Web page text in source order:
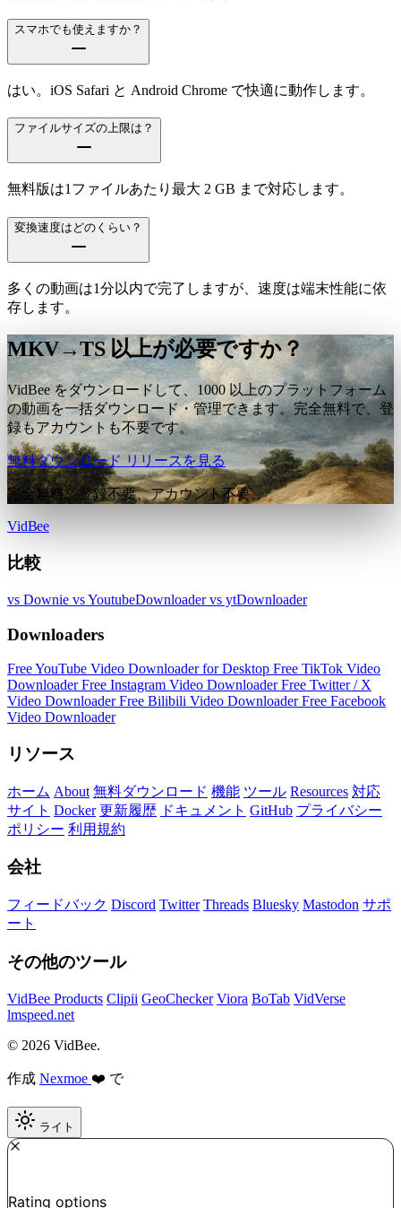
スマホでも使えますか？
はい。iOS Safari と Android Chrome で快適に動作します。
ファイルサイズの上限は？
無料版は1ファイルあたり最大 2 GB まで対応します。
変換速度はどのくらい？
多くの動画は1分以内で完了しますが、速度は端末性能に依
存します。
MKV→TS 以上が必要ですか？
VidBee をダウンロードして、1000 以上のプラットフォーム
の動画を一括ダウンロード・管理できます。完全無料で、登
録もアカウントも不要です。
無料ダウンロード リリースを見る
完全無料。登録不要、アカウント不要。
VidBee
比較
vs Downie vs YoutubeDownloadervs ytDownloader
Downloaders
Free YouTube Video Downloader for Desktop Free TikTok Video
DownloaderFree Instagram Video DownloaderFree Twitter / X
Video DownloaderFree Bilibili Video DownloaderFree Facebook
Video Downloader
リソース
ホーム About 無料ダウンロード 機能 ツール Resources 対応
サイト Docker 更新履歴 ドキュメント GitHub プライバシー
ポリシー 利用規約
会社
フィードバック Discord Twitter Threads Bluesky Mastodon サポ
ート
その他のツール
VidBee Products Clipii GeoChecker Viora BoTab VidVerse
lmspeed.net
© 2026 VidBee.
作成 Nexmoe ❤️ で
ライト
Rating options